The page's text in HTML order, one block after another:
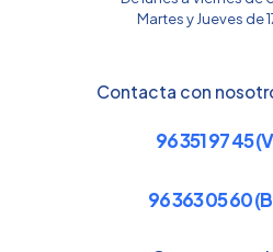
Martes y Jueves de
Contacta con
96 351 97 45
96 363 05 60